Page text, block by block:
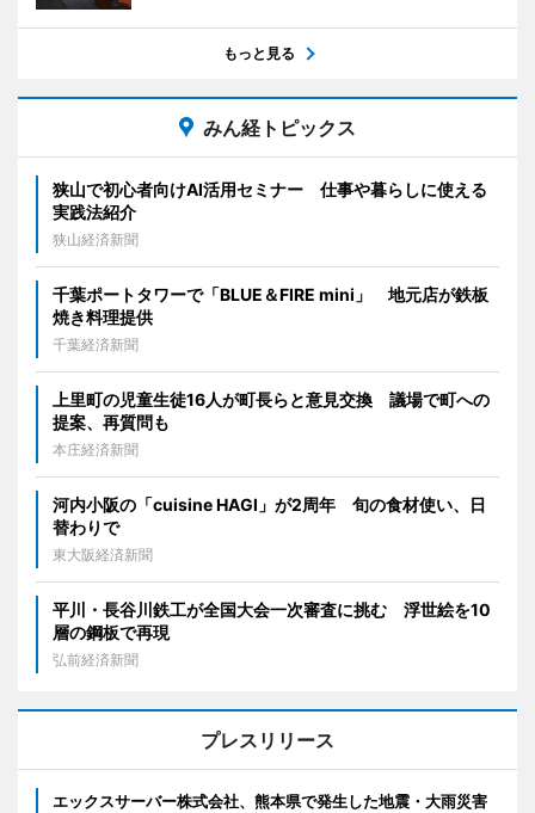
もっと見る
みん経トピックス
狭山で初心者向けAI活用セミナー 仕事や暮らしに使える
実践法紹介
狭山経済新聞
千葉ポートタワーで「BLUE＆FIRE mini」 地元店が鉄板
焼き料理提供
千葉経済新聞
上里町の児童生徒16人が町長らと意見交換 議場で町への
提案、再質問も
本庄経済新聞
河内小阪の「cuisine HAGI」が2周年 旬の食材使い、日
替わりで
東大阪経済新聞
平川・長谷川鉄工が全国大会一次審査に挑む 浮世絵を10
層の鋼板で再現
弘前経済新聞
プレスリリース
エックスサーバー株式会社、熊本県で発生した地震・大雨災害